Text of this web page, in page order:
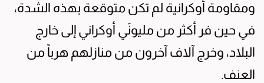
ومقاومة أوكرانية لم تكن متوقعة بهذه الشدة،
في حين فر أكثر من مليونَي أوكراني إلى خارج
البلاد، وخرج آلاف آخرون من منازلهم هرباً من
العنف.